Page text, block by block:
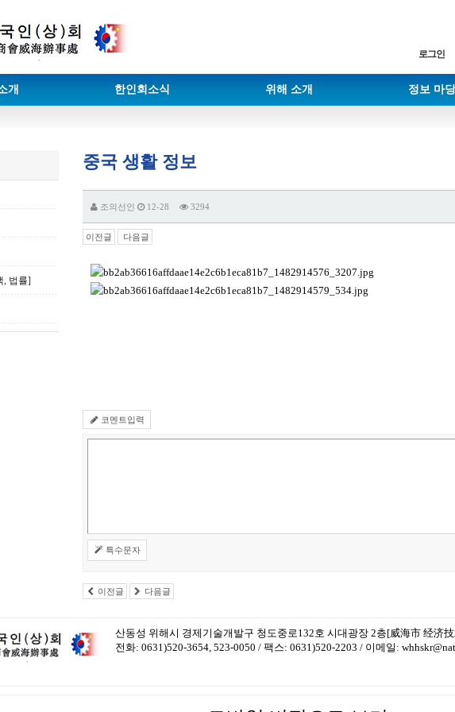
로그인
개 한인회소식 위해 소개 정보 마당
, 법률]
중국 생활 정보
조의선인 12-28 3294
이전글 다음글
코멘트입력
특수문자
이전글 다음글
산동성 위해시 경제기술개발구 청도중로132호 시대광장 2층[威海市 经济
전화: 0631)520-3654, 523-0050 / 팩스: 0631)520-2203 / 이메일: